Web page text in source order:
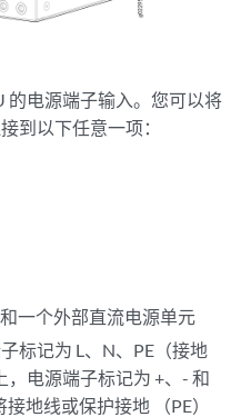
的电源端子输入。您可以将
到以下任意一项：
一个外部直流电源单元
标记为 L、N、PE（接地
，电源端子标记为 +、- 和
地线或保护接地 （PE）